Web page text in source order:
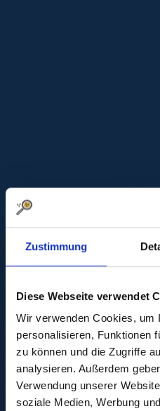
Zustimmung
Diese Webseite verwendet
Wir verwenden Cookies, um
personalisieren, Funktionen
zu können und die Zugriffe
analysieren. Außerdem
Verwendung unserer
soziale Medien, Werbung
5. Juli 2023 horizoom